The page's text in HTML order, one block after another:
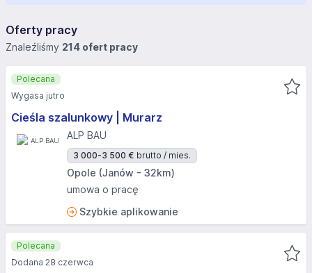
Oferty pracy
Znaleźliśmy 214 ofert pracy
Cieśla szalunkowy | Murarz
ALP BAU
3 000-3 500 € brutto / mies.
Opole (Janów - 32km)
umowa o pracę
Szybkie aplikowanie
Polecana
Wygasa jutro
Polecana
Dodana 28 czerwca